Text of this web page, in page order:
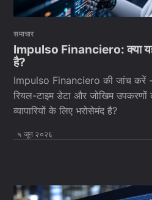
समाचार
Impulso Financiero: क्या यह
है?
Impulso Financiero की जांच करें -
रियल-टाइम डेटा और जोखिम उपकरणों
व्यापारियों के लिए भरोसेमंद है?
५ जून २०२६